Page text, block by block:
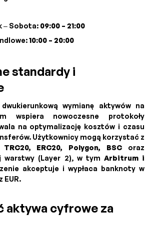
– Sobota: 09:00 – 21:00
10:00 – 20:00
standardy i
wymianę aktywów na
wspiera nowoczesne protokoły
na optymalizację kosztów i czasu
Użytkownicy mogą korzystać z
TRC20, ERC20, Polygon, BSC oraz
warstwy (Layer 2), w tym Arbitrum i
akceptuje i wypłaca banknoty w
EUR.
aktywa cyfrowe za